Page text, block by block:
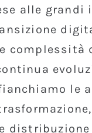
alle grandi
complessità
le
distribuzione